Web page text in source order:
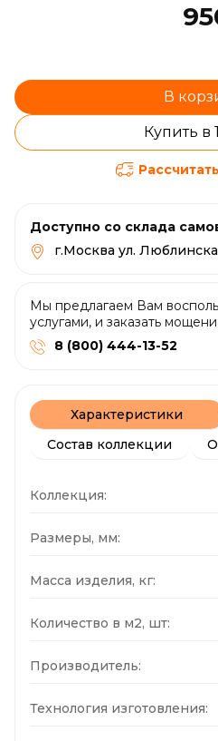
В
Купить в
Доступно со склада
г.Москва ул.
Мы предлагаем Вам
услугами, и заказать
8 (800) 444-13-52
Характеристики
Состав коллекции
Коллекция:
Размеры, мм:
Масса изделия, кг:
Количество в м2, шт:
Производитель:
Технология изготовления: